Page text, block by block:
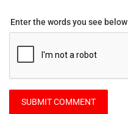
Enter the words you see below